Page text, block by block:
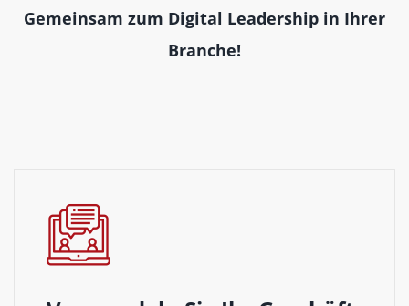
Gemeinsam zum Digital Leadership in Ihrer
Branche!